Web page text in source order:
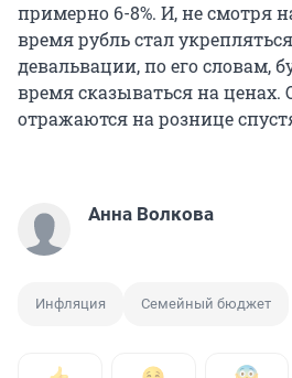
примерно 6-8%. И, не смотря
время рубль стал
девальвации, по его словам,
время сказываться на
отражаются на рознице
Анна Волкова
Инфляция Семейный бюджет